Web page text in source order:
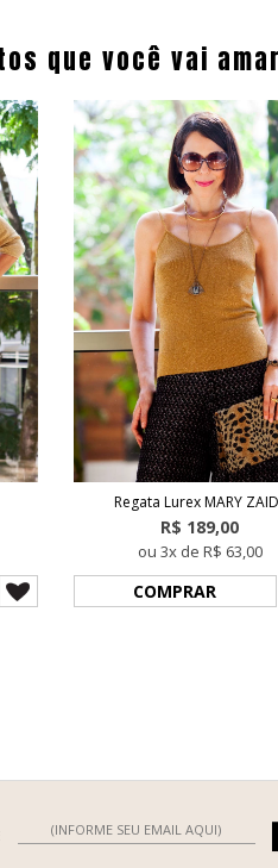
que você vai amar
Regata Lurex MARY
R$ 189,00
ou 3x de R$ 63,00
COMPRAR